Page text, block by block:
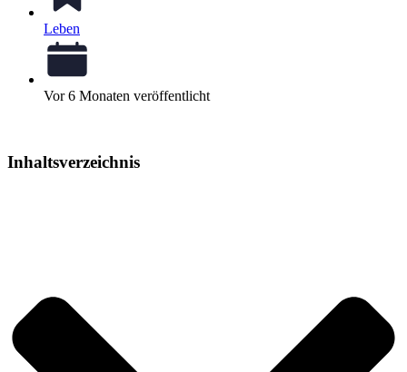
Leben
Vor 6 Monaten veröffentlicht
Inhaltsverzeichnis